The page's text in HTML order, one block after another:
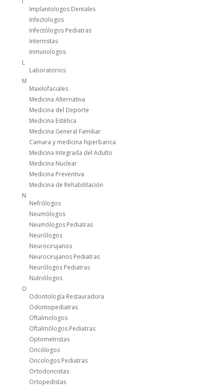
Implantologos Dentales
Infectologos
Infectólogos Pediatras
Internistas
Inmunologos
L
Laboratorios
M
Maxilofaciales
Medicina Alternativa
Medicina del Deporte
Medicina Estética
Medicina General Familiar
Camara y medicina hiperbarica
Medicina Integrada del Adulto
Medicina Nuclear
Medicina Preventiva
Medicina de Rehabilitación
N
Nefrólogos
Neumólogos
Neumólogos Pediatras
Neurólogos
Neurocirujanos
Neurocirujanos Pediatras
Neurólogos Pediatras
Nutriólogos
O
Odontología Restauradora
Odontopediatras
Oftalmologos
Oftalmólogos Pediatras
Optometristas
Oncólogos
Oncologos Pediatras
Ortodoncistas
Ortopedistas